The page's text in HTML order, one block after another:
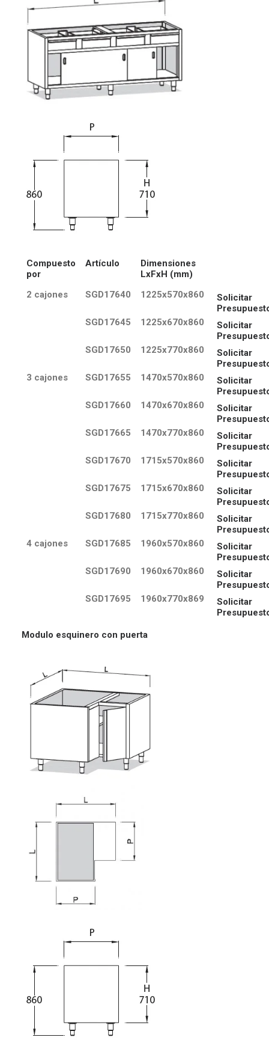
Compuesto
por
Artículo
Dimensiones
LxFxH (mm)
2 cajones
SGD17640 1225x570x860
Solicitar
SGD17645
1225x670x860
Solicitar
SGD17650
1225x770x860
Solicitar
3 cajones
SGD17655 1470x570x860
Solicitar
SGD17660
1470x670x860
Solicitar
SGD17665
1470x770x860
Solicitar
SGD17670
1715x570x860
Solicitar
SGD17675
1715x670x860
Solicitar
SGD17680
1715x770x860
Solicitar
4 cajones
SGD17685 1960x570x860
Solicitar
SGD17690
1960x670x860
Solicitar
SGD17695
1960x770x869
Solicitar
Modulo esquinero con puerta